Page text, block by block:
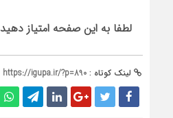
لطفا به این صفحه امتیاز دهید
لینک کوتاه : https://igupa.ir/?p=890